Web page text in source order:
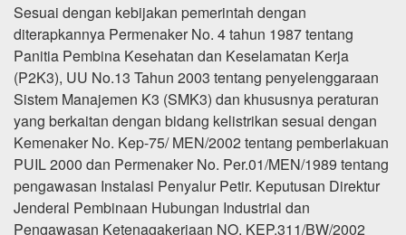
Sesuai dengan kebijakan pemerintah dengan
diterapkannya Permenaker No. 4 tahun 1987 tentang
Panitia Pembina Kesehatan dan Keselamatan Kerja
(P2K3), UU No.13 Tahun 2003 tentang penyelenggaraan
Sistem Manajemen K3 (SMK3) dan khususnya peraturan
yang berkaitan dengan bidang kelistrikan sesuai dengan
Kemenaker No. Kep-75/ MEN/2002 tentang pemberlakuan
PUIL 2000 dan Permenaker No. Per.01/MEN/1989 tentang
pengawasan Instalasi Penyalur Petir. Keputusan Direktur
Jenderal Pembinaan Hubungan Industrial dan
Pengawasan Ketenagakerjaan NO. KEP.311/BW/2002